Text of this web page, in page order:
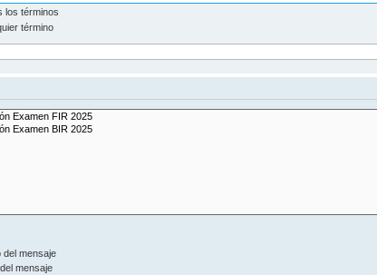
los términos
término
del mensaje
mensaje